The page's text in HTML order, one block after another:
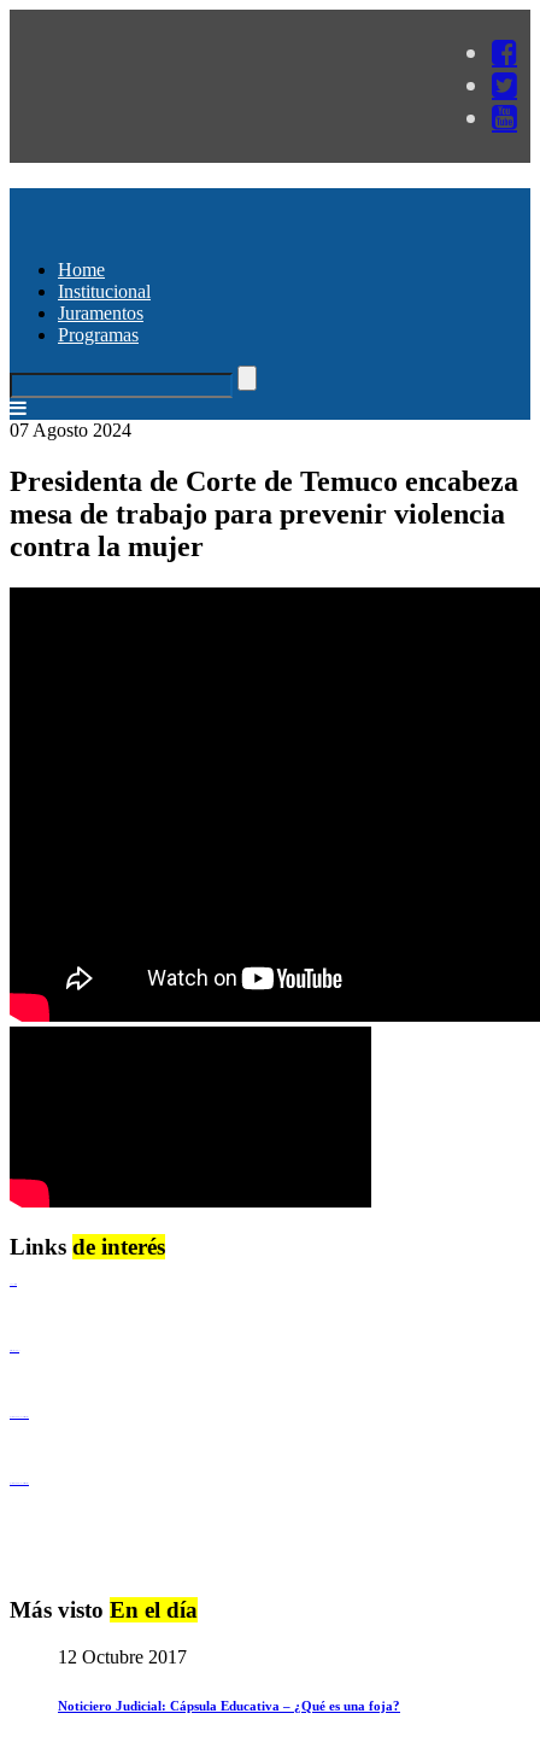
Home
Institucional
Juramentos
Programas
07 Agosto 2024
Presidenta de Corte de Temuco encabeza
mesa de trabajo para prevenir violencia
contra la mujer
Links de interés
Más visto En el día
12 Octubre 2017
Noticiero Judicial: Cápsula Educativa – ¿Qué es una foja?